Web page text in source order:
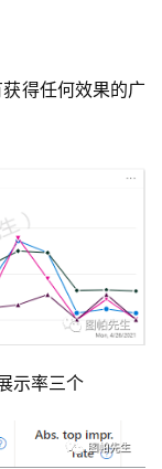
得任何效果的广
示率三个